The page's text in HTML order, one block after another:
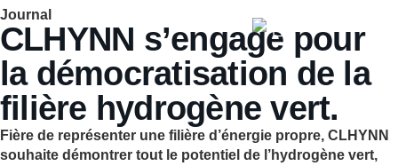
Journal
CLHYNN s’engage pour
la démocratisation de la
filière hydrogène vert.
Fière de représenter une filière d’énergie propre, CLHYNN
souhaite démontrer tout le potentiel de l’hydrogène vert,